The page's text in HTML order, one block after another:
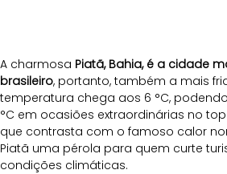
A charmosa Piatã, Bahia, é a cidade
brasileiro, portanto, também a mais
temperatura chega aos 6 °C,
°C em ocasiões extraordinárias no
que contrasta com o famoso calor
Piatã uma pérola para quem curte
condições climáticas.